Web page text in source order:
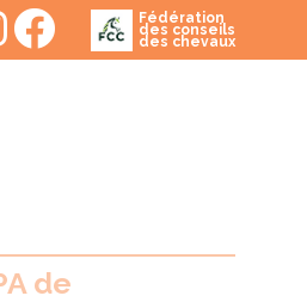
Fédération
des conseils
des chevaux
de